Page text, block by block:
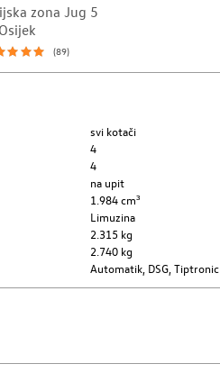
zona Jug 5
(89)
svi kotači
4
4
na upit
1.984 cm³
Limuzina
2.315 kg
2.740 kg
Automatik, DSG, Tiptronic